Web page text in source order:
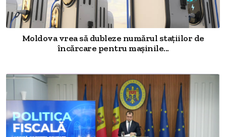
Moldova vrea să dubleze numărul stațiilor de
încărcare pentru mașinile...